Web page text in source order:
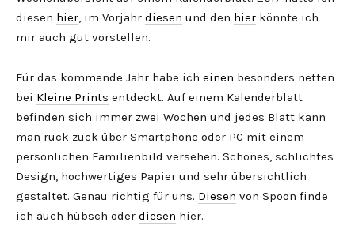
diesen hier, im Vorjahr diesen und den hier könnte ich
mir auch gut vorstellen.
Für das kommende Jahr habe ich einen besonders netten
bei Kleine Prints entdeckt. Auf einem Kalenderblatt
befinden sich immer zwei Wochen und jedes Blatt kann
man ruck zuck über Smartphone oder PC mit einem
persönlichen Familienbild versehen. Schönes, schlichtes
Design, hochwertiges Papier und sehr übersichtlich
gestaltet. Genau richtig für uns. Diesen von Spoon finde
ich auch hübsch oder diesen hier.